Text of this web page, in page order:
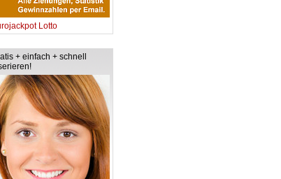
Lotto
+ einfach + schnell